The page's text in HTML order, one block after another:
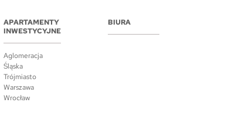
APARTAMENTY
INWESTYCYJNE
Aglomeracja
Śląska
Trójmiasto
Warszawa
Wrocław
BIURA